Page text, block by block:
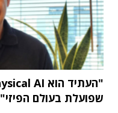
שפועלת בעולם הפיזי"